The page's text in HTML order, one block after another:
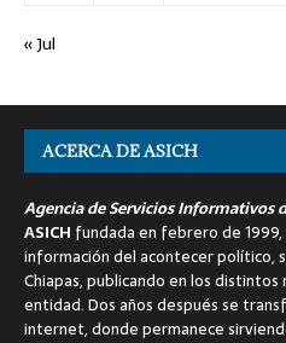
« Jul
ACERCA DE ASICH
Agencia de Servicios Informativos
ASICH fundada en febrero de
información del acontecer político,
Chiapas, publicando en los distintos
entidad. Dos años después se
internet, donde permanece